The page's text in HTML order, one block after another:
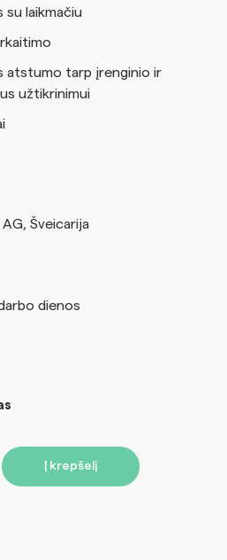
su laikmačiu
atstumo tarp įrenginio ir
užtikrinimui
AG, Šveicarija
dienos
Į krepšelį